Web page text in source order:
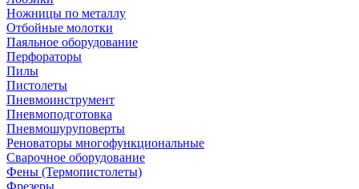
Ножницы по металлу
Отбойные молотки
Паяльное оборудование
Перфораторы
Пилы
Пистолеты
Пневмоинструмент
Пневмоподготовка
Пневмошуруповерты
Реноваторы многофункциональные
Сварочное оборудование
Фены (Термопистолеты)